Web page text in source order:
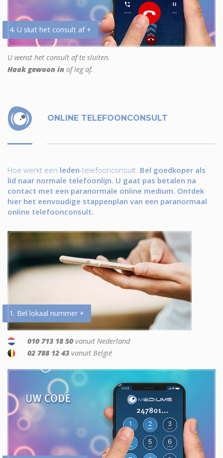
4. U sluit het consult af +
U wenst het consult af te sluiten.
Haak gewoon in of leg af.
ONLINE TELEFOONCONSULT
Hoe werkt een leden-telefoonconsult. Bel goedkoper als
lid naar normale telefoonlijn. U gaat pas betalen na
contact met een paranormale online medium. Ontdek
hier het eenvoudige stappenplan van een paranormaal
online telefoonconsult.
1. Bel lokaal nummer +
010 713 18 50 vanuit Nederland
02 788 12 43 vanuit België